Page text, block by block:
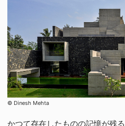
© Dinesh Mehta
かつて存在したものの記憶が残